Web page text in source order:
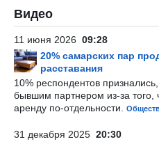
Видео
11 июня 2026 09:28
20% самарских пар
расставания
10% респондентов
бывшим партнером из-за того,
аренду по-отдельности.
31 декабря 2025 20:30